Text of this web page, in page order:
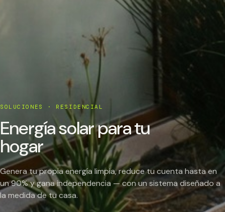
SOLUCIONES · RESIDENCIAL
Energía solar para tu
hogar
Genera tu propia energía limpia, reduce tu cuenta hasta en
un 90% y gana independencia — con un sistema diseñado a
la medida de tu casa.